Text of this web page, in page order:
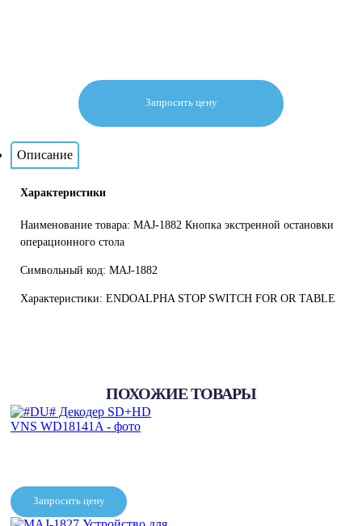
Запросить цену
Описание
Характеристики
Наименование товара: MAJ-1882 Кнопка экстренной остановки
операционного стола
Символьный код: MAJ-1882
Характеристики: ENDOALPHA STOP SWITCH FOR OR TABLE
ПОХОЖИЕ ТОВАРЫ
Запросить цену